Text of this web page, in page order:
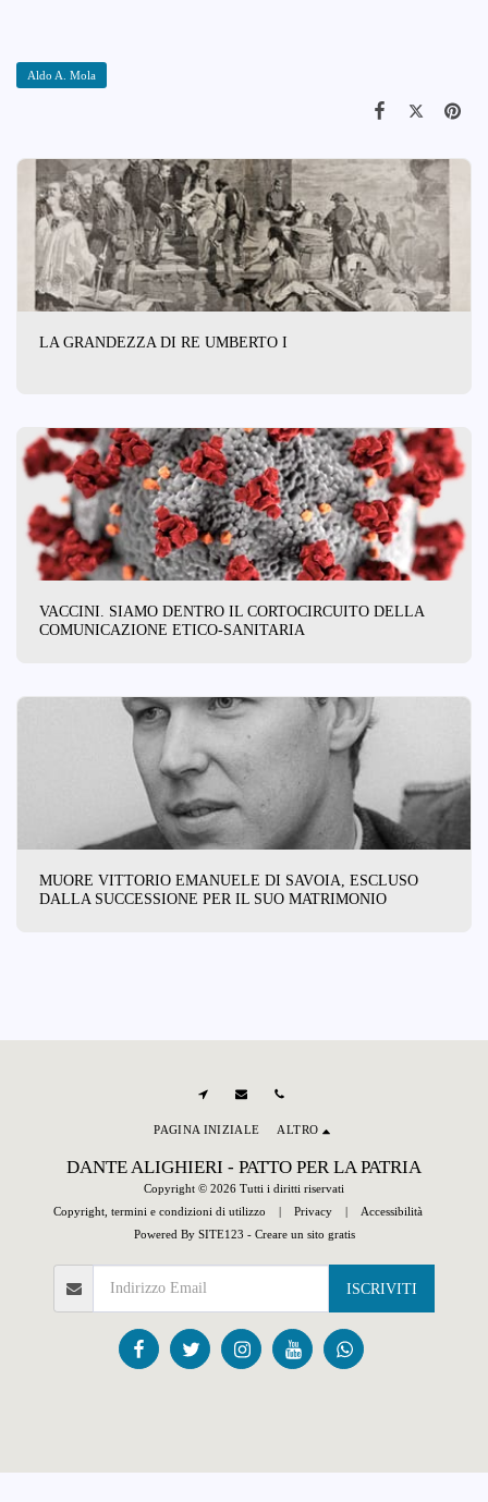
Aldo A. Mola
LA GRANDEZZA DI RE UMBERTO I
VACCINI. SIAMO DENTRO IL CORTOCIRCUITO DELLA
COMUNICAZIONE ETICO-SANITARIA
MUORE VITTORIO EMANUELE DI SAVOIA, ESCLUSO
DALLA SUCCESSIONE PER IL SUO MATRIMONIO
DANTE ALIGHIERI - PATTO PER LA PATRIA
Copyright © 2026 Tutti i diritti riservati
Copyright, termini e condizioni di utilizzo
Privacy| Accessibilità
Powered By SITE123 - Creare un sito gratis
PAGINA INIZIALE ALTRO
ISCRIVITI